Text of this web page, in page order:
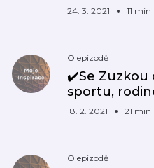
24. 3. 2021 11 min
O epizodě
✔️Se Zuzkou
sportu,
18. 2. 2021 21 min
O epizodě